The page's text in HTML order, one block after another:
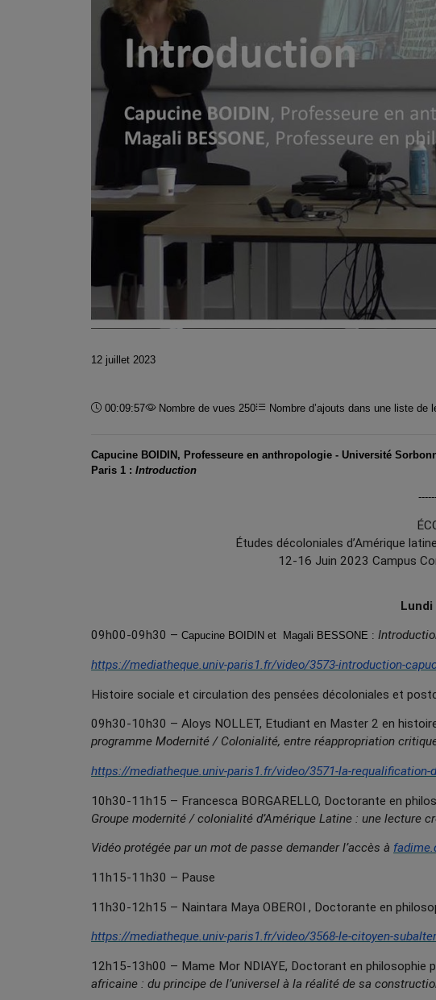
12 juillet 2023
Durée :
00:09:57 Nombre de vues 250 Nombre d’ajouts dans une liste de
Capucine BOIDIN, Professeure en anthropologie - Université
Paris 1 : Introduction
Études décoloniales d’Amérique
12-16 Juin 2023 Campus
Lundi
09h00-09h30 – Capucine BOIDIN et Magali BESSONE :
https://mediatheque.univ-paris1.fr/video/3573-introduction-
Histoire sociale et circulation des pensées décoloniales et
09h30-10h30 – Aloys NOLLET, Etudiant en Master 2 en
programme Modernité / Colonialité, entre réappropriation
https://mediatheque.univ-paris1.fr/video/3571-la-requalification-
10h30-11h15 – Francesca BORGARELLO, Doctorante en
Groupe modernité / colonialité d’Amérique Latine : une lecture
Vidéo protégée par un mot de passe demander l’accès à
11h15-11h30 – Pause
11h30-12h15 – Naintara Maya OBEROI , Doctorante en
https://mediatheque.univ-paris1.fr/video/3568-le-citoyen-
12h15-13h00 – Mame Mor NDIAYE, Doctorant en philosophie
africaine : du principe de l’universel à la réalité de sa